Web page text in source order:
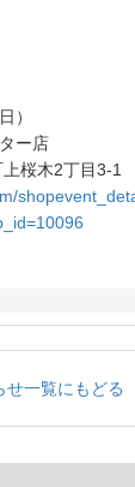
）
ー店
桜木2丁目3-1
せ一覧にもどる